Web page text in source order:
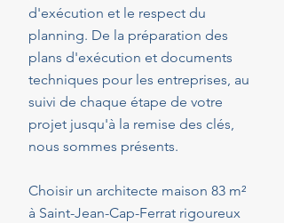
d'exécution et le respect du
planning. De la préparation des
plans d'exécution et documents
techniques pour les entreprises, au
suivi de chaque étape de votre
projet jusqu'à la remise des clés,
nous sommes présents.
Choisir un architecte maison 83 m²
à Saint-Jean-Cap-Ferrat rigoureux